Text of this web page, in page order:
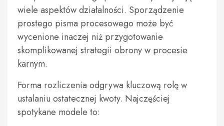
wiele aspektów działalności. Sporządzenie
prostego pisma procesowego może być
wycenione inaczej niż przygotowanie
skomplikowanej strategii obrony w procesie
karnym.
Forma rozliczenia odgrywa kluczową rolę w
ustalaniu ostatecznej kwoty. Najczęściej
spotykane modele to: